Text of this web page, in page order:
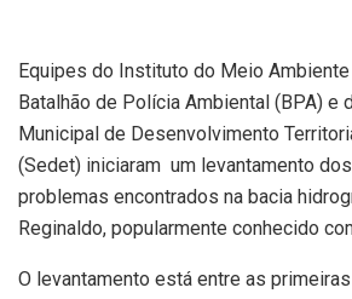
Equipes do Instituto do Meio
Batalhão de Polícia Ambiental (BPA) e
Municipal de Desenvolvimento
(Sedet) iniciaram um levantamento
problemas encontrados na bacia
Reginaldo, popularmente conhecido
O levantamento está entre as